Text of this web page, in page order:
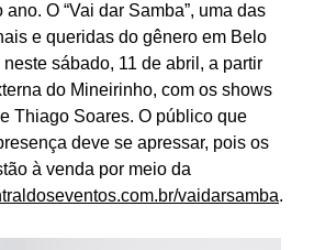
O “Vai dar Samba”, uma das
e queridas do gênero em Belo
sábado, 11 de abril, a partir
do Mineirinho, com os shows
Thiago Soares. O público que
deve se apressar, pois os
à venda por meio da
vaidarsamba.